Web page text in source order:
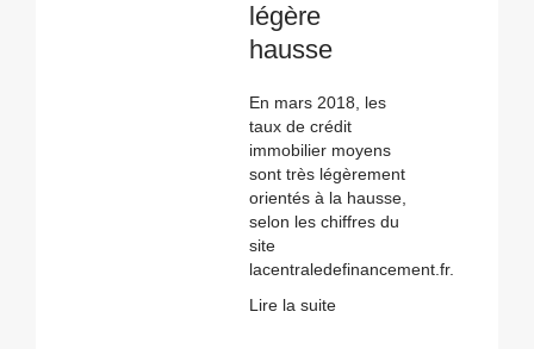
légère
hausse
En mars 2018, les
taux de crédit
immobilier moyens
sont très légèrement
orientés à la hausse,
selon les chiffres du
site
lacentraledefinancement.fr.
Lire la suite